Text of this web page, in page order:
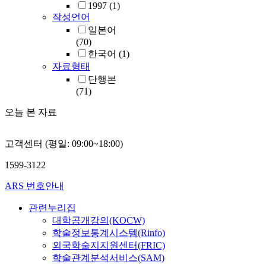
1997 (1)
작성언어
일본어
(70)
한국어 (1)
자료형태
단행본
(71)
오늘 본 자료
고객센터 (평일: 09:00~18:00)
1599-3122
ARS 번호안내
관련누리집
대학공개강의(KOCW)
학술정보통계시스템(Rinfo)
외국학술지지원센터(FRIC)
학술관계분석서비스(SAM)